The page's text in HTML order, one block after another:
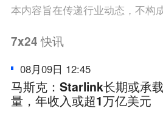
本内容旨在传递行业动态，不构
7x24快讯
08月09日 12:45
马斯克：Starlink长期或承
量，年收入或超1万亿美元